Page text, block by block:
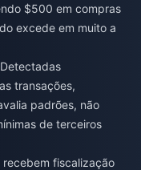
$500 em compras
excede em muito a
transações,
padrões, não
de terceiros
fiscalização